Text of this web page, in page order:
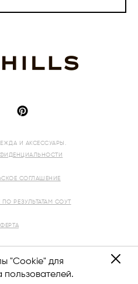
"Cookie" для
пользователей.
И АКСЕССУАРЫ.
СОГЛАШЕНИЕ
РЕЗУЛЬТАТАМ СОУТ